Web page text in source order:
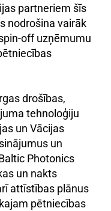
partneriem šīs
nodrošina vairāk
off uzņēmumu
drošības,
tehnoloģiju
un Vācijas
un
Photonics
un nakts
attīstības plānus
pētniecības